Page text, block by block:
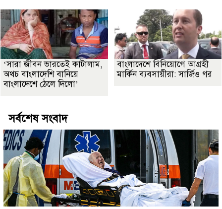
‘সারা জীবন ভারতেই কাটালাম,
অথচ বাংলাদেশি বানিয়ে
বাংলাদেশে ঠেলে দিলো’
বাংলাদেশে বিনিয়োগে আগ্রহী
মার্কিন ব্যবসায়ীরা: সার্জিও গর
সর্বশেষ সংবাদ